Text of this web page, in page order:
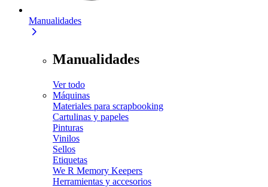
Manualidades
Manualidades
Ver todo
Máquinas
Materiales para scrapbooking
Cartulinas y papeles
Pinturas
Vinilos
Sellos
Etiquetas
We R Memory Keepers
Herramientas y accesorios